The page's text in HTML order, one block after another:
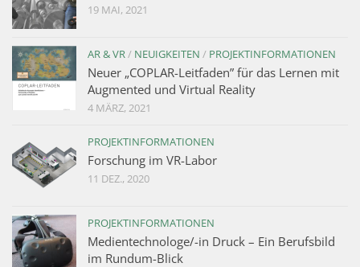
19 MAI, 2021
AR & VR/ NEUIGKEITEN / PROJEKTINFORMATIONEN
Neuer „COPLAR-Leitfaden” für das Lernen mit
Augmented und Virtual Reality
4 MÄRZ, 2021
PROJEKTINFORMATIONEN
Forschung im VR-Labor
11 DEZ., 2020
PROJEKTINFORMATIONEN
Medientechnologe/-in Druck – Ein Berufsbild
im Rundum-Blick